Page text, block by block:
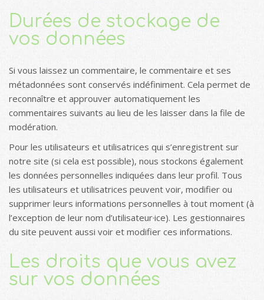
Durées de stockage de
vos données
Si vous laissez un commentaire, le commentaire et ses
métadonnées sont conservés indéfiniment. Cela permet de
reconnaître et approuver automatiquement les
commentaires suivants au lieu de les laisser dans la file de
modération.
Pour les utilisateurs et utilisatrices qui s’enregistrent sur
notre site (si cela est possible), nous stockons également
les données personnelles indiquées dans leur profil. Tous
les utilisateurs et utilisatrices peuvent voir, modifier ou
supprimer leurs informations personnelles à tout moment (à
l’exception de leur nom d’utilisateur·ice). Les gestionnaires
du site peuvent aussi voir et modifier ces informations.
Les droits que vous avez
sur vos données